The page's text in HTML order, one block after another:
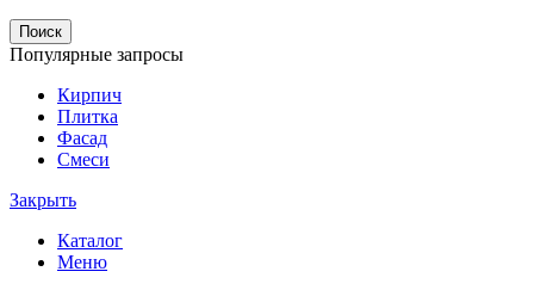
Поиск
Популярные запросы
Кирпич
Плитка
Фасад
Смеси
Закрыть
Каталог
Меню